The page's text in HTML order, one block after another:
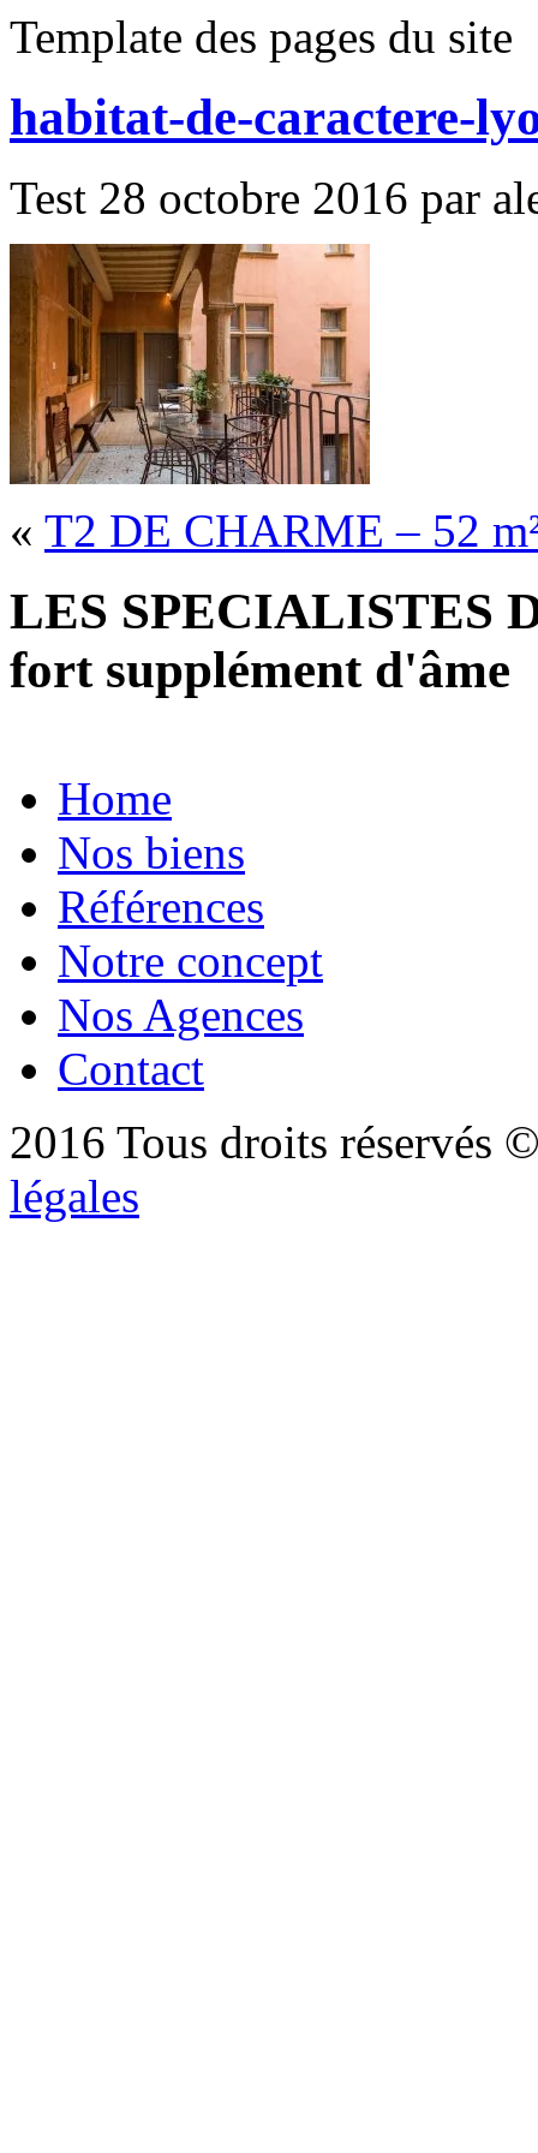
Template des pages du site
habitat-de-caractere-
Test 28 octobre 2016 par
« T2 DE CHARME – 52
LES SPECIALISTES
fort supplément d'âme
Home
Nos biens
Références
Notre concept
Nos Agences
Contact
2016 Tous droits réservés
légales